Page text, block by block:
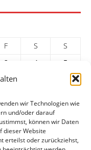
wir Technologien wie
und/oder darauf
können wir Daten
dieser Website
erteilst oder zurückziehst,
F S
S
3 4
5
10
24 25